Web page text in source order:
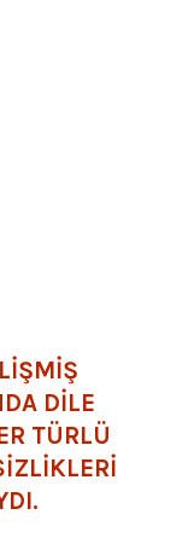
DİLE
TÜRLÜ